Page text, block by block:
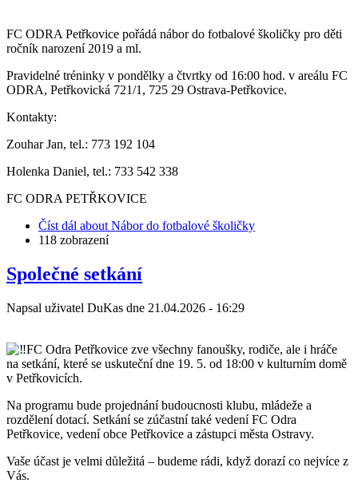
FC ODRA Petřkovice pořádá nábor do fotbalové školičky pro děti
ročník narození 2019 a ml.
Pravidelné tréninky v pondělky a čtvrtky od 16:00 hod. v areálu FC
ODRA, Petřkovická 721/1, 725 29 Ostrava-Petřkovice.
Kontakty:
Zouhar Jan, tel.: 773 192 104
Holenka Daniel, tel.: 733 542 338
FC ODRA PETŘKOVICE
Číst dál about Nábor do fotbalové školičky
118 zobrazení
Společné setkání
Napsal uživatel DuKas dne 21.04.2026 - 16:29
FC Odra Petřkovice zve všechny fanoušky, rodiče, ale i hráče
na setkání, které se uskuteční dne 19. 5. od 18:00 v kulturním domě
v Petřkovicích.
Na programu bude projednání budoucnosti klubu, mládeže a
rozdělení dotací. Setkání se zúčastní také vedení FC Odra
Petřkovice, vedení obce Petřkovice a zástupci města Ostravy.
Vaše účast je velmi důležitá – budeme rádi, když dorazí co nejvíce z
Vás.